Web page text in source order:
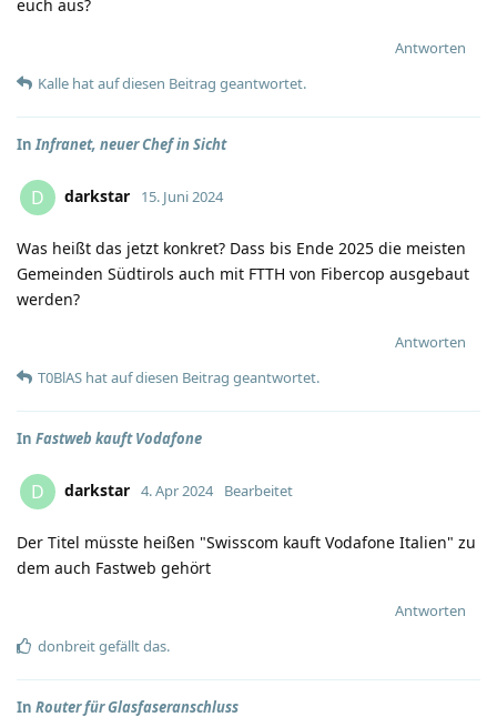
euch aus?
Antworten
Kalle hatauf diesen Beitrag geantwortet.
InInfranet, neuer Chef in Sicht
D darkstar 15. Juni 2024
Was heißt das jetzt konkret? Dass bis Ende 2025 die meisten
Gemeinden Südtirols auch mit FTTH von Fibercop ausgebaut
werden?
Antworten
T0BlAS hatauf diesen Beitrag geantwortet.
In Fastweb kauft Vodafone
D darkstar 4. Apr 2024 Bearbeitet
Der Titel müsste heißen "Swisscom kauft Vodafone Italien" zu
dem auch Fastweb gehört
Antworten
donbreitgefällt das.
In Router für Glasfaseranschluss